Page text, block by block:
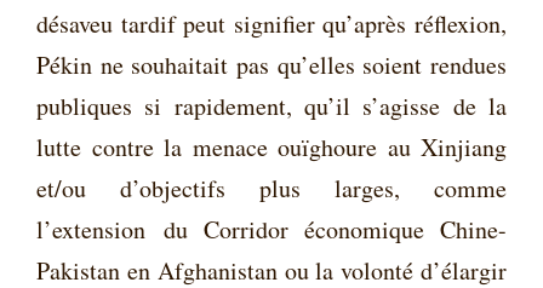
désaveu tardif peut signifier qu’après réflexion,
Pékin ne souhaitait pas qu’elles soient rendues
publiques si rapidement, qu’il s’agisse de la
lutte contre la menace ouïghoure au Xinjiang
et/ou d’objectifs plus larges, comme
l’extension du Corridor économique Chine-
Pakistan en Afghanistan ou la volonté d’élargir